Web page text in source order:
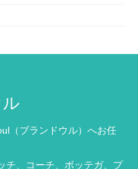
（ブランドウル）へお任
チ、コーチ、ボッテガ、プ